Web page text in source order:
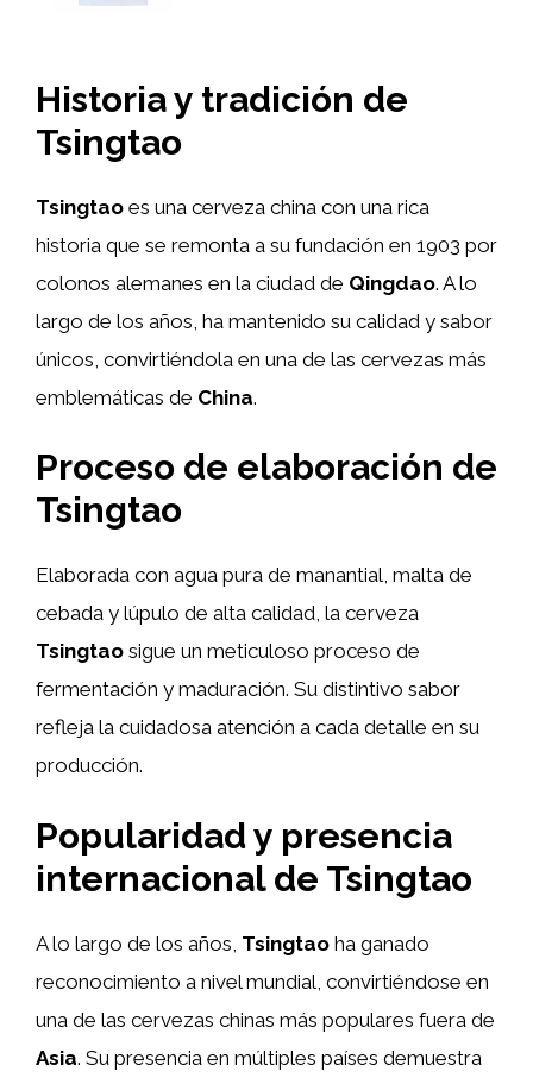
Historia y tradición de
Tsingtao
Tsingtao es una cerveza china con una rica
historia que se remonta a su fundación en 1903 por
colonos alemanes en la ciudad de Qingdao. A lo
largo de los años, ha mantenido su calidad y sabor
únicos, convirtiéndola en una de las cervezas más
emblemáticas de China.
Proceso de elaboración de
Tsingtao
Elaborada con agua pura de manantial, malta de
cebada y lúpulo de alta calidad, la cerveza
Tsingtao sigue un meticuloso proceso de
fermentación y maduración. Su distintivo sabor
refleja la cuidadosa atención a cada detalle en su
producción.
Popularidad y presencia
internacional de Tsingtao
A lo largo de los años, Tsingtao ha ganado
reconocimiento a nivel mundial, convirtiéndose en
una de las cervezas chinas más populares fuera de
Asia. Su presencia en múltiples países demuestra